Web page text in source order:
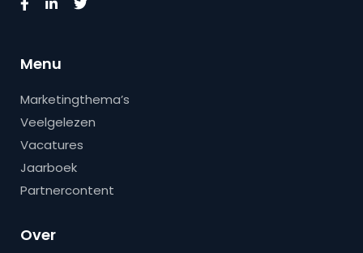
Menu
Marketingthema’s
Veelgelezen
Vacatures
Jaarboek
Partnercontent
Over